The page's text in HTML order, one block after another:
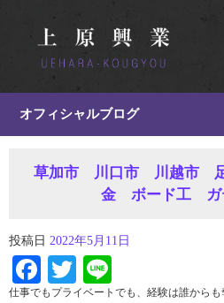
オフィシャルブログ
草加市 川口市 川越市
金 ボード工 ガ
投稿日 2022年5月11日
Facebook
Twitter
仕事でもプライベートでも、経験は誰から